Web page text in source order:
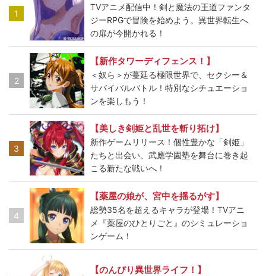
1
TVアニメ配信中！剣と魔法の王道ファンタ
ジーRPGで冒険を始めよう。異世界転生へ
の扉が今開かれる！
2
【新作タワーディフェンス！】
＜奴ら＞が蔓延る極限世界で、セクシー＆
サバイバルバトル！特別なシチュエーショ
ンを楽しもう！
3
【美しき剣姫と乱世を斬り拓け】
新作ゲームリリース！個性豊かな「剣姫」
たちと出会い、武應学園塾を舞台に巻き起
こる新たな戦いへ！
4
【薬屋の娘が、宮中を揺るがす】
総勢35名を超えるキャラが登場！TVアニ
メ『薬屋のひとりごと』のシミュレーショ
ンゲーム！
【のんびり異世界ライフ！】